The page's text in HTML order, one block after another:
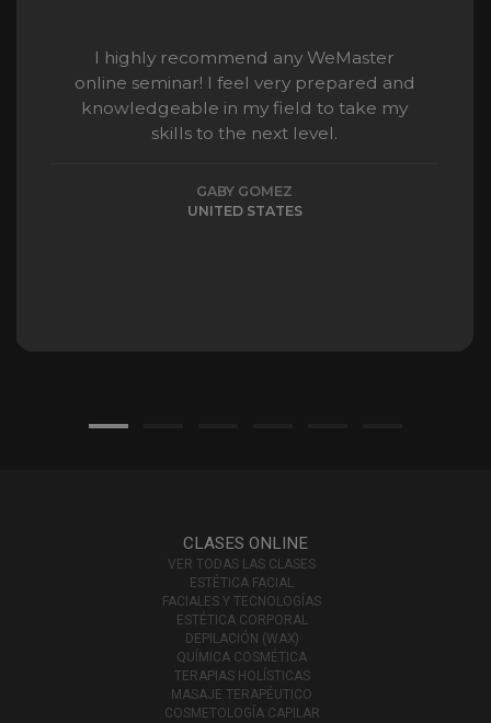
I highly recommend any WeMaster
online seminar! I feel very prepared and
knowledgeable in my field to take my
skills to the next level.
GABY GOMEZ
UNITED STATES
CLASES ONLINE
VER TODAS LAS CLASES
ESTÉTICA FACIAL
FACIALES Y TECNOLOGÍAS
ESTÉTICA CORPORAL
DEPILACIÓN (WAX)
QUÍMICA COSMÉTICA
TERAPIAS HOLÍSTICAS
MASAJE TERAPÉUTICO
COSMETOLOGÍA CAPILAR